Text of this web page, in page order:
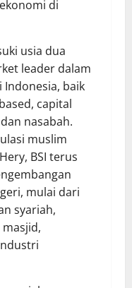
di
usia dua
leader dalam
baik
capital
nasabah.
muslim
BSI terus
mulai dari
syariah,